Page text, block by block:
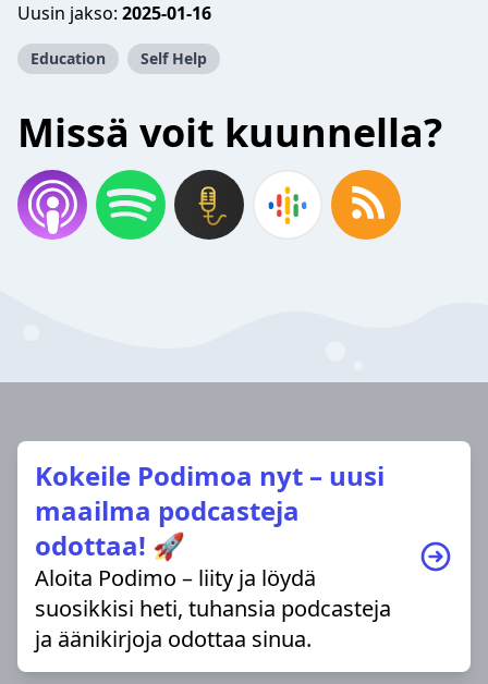
Uusin jakso: 2025-01-16
Education Self Help
Missä voit kuunnella?
Kokeile Podimoa nyt – uusi
maailma podcasteja
odottaa! 🚀
Aloita Podimo – liity ja löydä
suosikkisi heti, tuhansia podcasteja
ja äänikirjoja odottaa sinua.